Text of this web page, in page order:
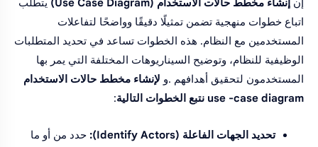
إن إنشاء مخطط حالات الاستخدام (Use Case Diagram)
يتطلب
اتباع خطوات منهجية تضمن تمثيلًا دقيقًا وواضحًا لتفاعلات
المستخدمين مع النظام. هذه الخطوات تساعد في تحديد المتطلبات
الوظيفية للنظام، وتوضيح السيناريوهات المختلفة التي يمر بها
المستخدمون لتحقيق أهدافهم .و لإنشاء مخطط حالات الاستخدام
use -case diagram نتبع الخطوات التالية
:
تحديد الجهات الفاعلة (Identify Actors):
حدد من أو ما